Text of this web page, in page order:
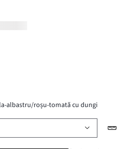
albastru/roșu-tomată cu dungi